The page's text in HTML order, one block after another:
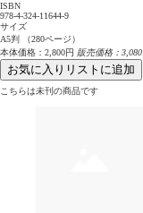
ISBN
978-4-324-11644-9
サイズ
A5判 （280ページ）
本体価格：2,800円 販売価格：3,080
お気に入りリストに追加
こちらは未刊の商品です